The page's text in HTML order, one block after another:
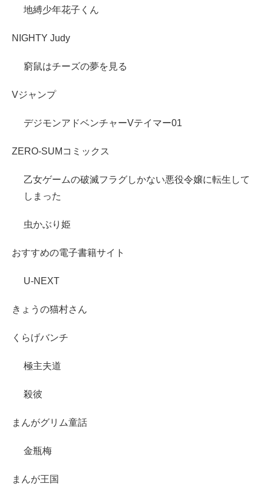
地縛少年花子くん
NIGHTY Judy
窮鼠はチーズの夢を見る
Vジャンプ
デジモンアドベンチャーVテイマー01
ZERO-SUMコミックス
乙女ゲームの破滅フラグしかない悪役令嬢に転生して
しまった
虫かぶり姫
おすすめの電子書籍サイト
U-NEXT
きょうの猫村さん
くらげバンチ
極主夫道
殺彼
まんがグリム童話
金瓶梅
まんが王国